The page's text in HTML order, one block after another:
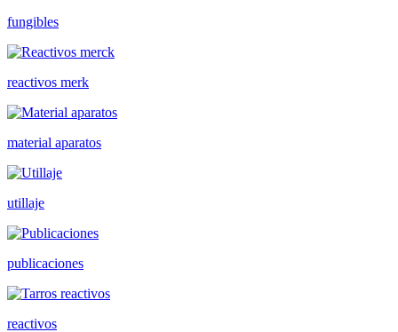
fungibles
reactivos merk
material aparatos
utillaje
publicaciones
reactivos